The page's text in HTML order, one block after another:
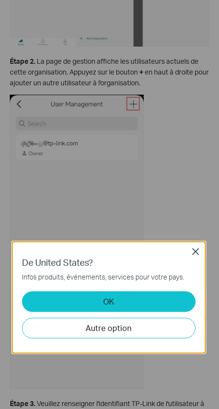
Étape 2. La page de gestion affiche les utilisateurs actuels de
cette organisation. Appuyez sur le bouton +en haut à droite pour
ajouter un autre utilisateur à l'organisation.
Étape 3.Veuillez renseigner l'identifiant TP-Link de l'utilisateur à
De United States?
Infos produits, événements, services pour votre pays.
OK
Autre option
Close